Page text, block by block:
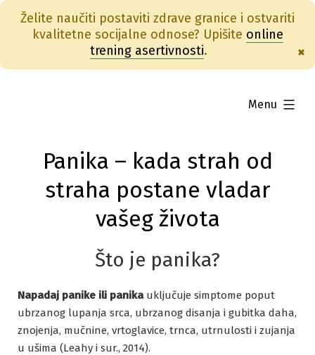
Želite naučiti postaviti zdrave granice i ostvariti
kvalitetne socijalne odnose? Upišite online
trening asertivnosti. ×
Menu
expanded
Panika – kada strah od
straha postane vladar
vašeg života
Što je panika?
Napadaj panike ili panikauključuje simptome poput
ubrzanog lupanja srca, ubrzanog disanja i gubitka daha,
znojenja, mučnine, vrtoglavice, trnca, utrnulosti i zujanja
u ušima (Leahy i sur., 2014).